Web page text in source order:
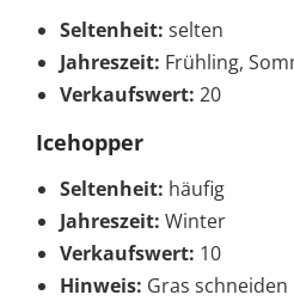
Seltenheit: selten
Jahreszeit: Frühling,
Verkaufswert: 20
Icehopper
Seltenheit: häufig
Jahreszeit: Winter
Verkaufswert: 10
Hinweis: Gras schneiden